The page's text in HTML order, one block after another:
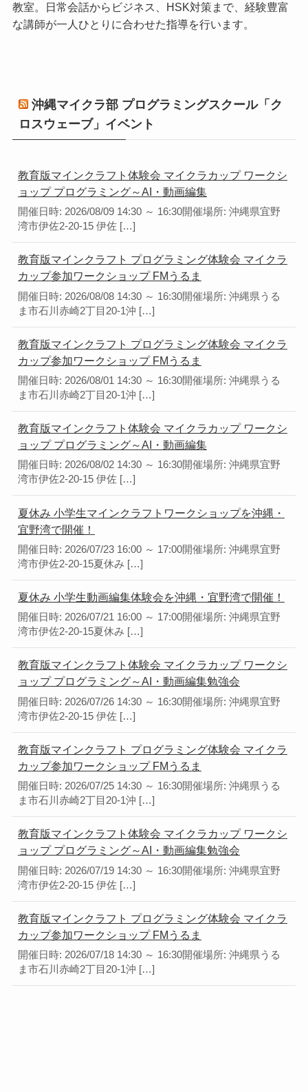
教室。日常会話からビジネス、HSK対策まで、経験豊富
な講師が一人ひとりに合わせた指導を行います。
沖縄マイクラ部 プログラミングスクール「ク
ロスウェーブ」イベント
教育版マインクラフト体験会 マイクラカップ ワークシ
ョップ プログラミング～AI・動画編集
開催日時: 2026/08/09 14:30 ～ 16:30開催場所: 沖縄県宜野
湾市伊佐2-20-15 伊佐 […]
教育版マインクラフト プログラミング体験会 マイクラ
カップ参加ワークショップ FMうるま
開催日時: 2026/08/08 14:30 ～ 16:30開催場所: 沖縄県うる
ま市石川赤崎2丁目20-1沖 […]
教育版マインクラフト プログラミング体験会 マイクラ
カップ参加ワークショップ FMうるま
開催日時: 2026/08/01 14:30 ～ 16:30開催場所: 沖縄県うる
ま市石川赤崎2丁目20-1沖 […]
教育版マインクラフト体験会 マイクラカップ ワークシ
ョップ プログラミング～AI・動画編集
開催日時: 2026/08/02 14:30 ～ 16:30開催場所: 沖縄県宜野
湾市伊佐2-20-15 伊佐 […]
夏休み 小学生マインクラフトワークショップを沖縄・
宜野湾で開催！
開催日時: 2026/07/23 16:00 ～ 17:00開催場所: 沖縄県宜野
湾市伊佐2-20-15夏休み […]
夏休み 小学生動画編集体験会を沖縄・宜野湾で開催！
開催日時: 2026/07/21 16:00 ～ 17:00開催場所: 沖縄県宜野
湾市伊佐2-20-15夏休み […]
教育版マインクラフト体験会 マイクラカップ ワークシ
ョップ プログラミング～AI・動画編集勉強会
開催日時: 2026/07/26 14:30 ～ 16:30開催場所: 沖縄県宜野
湾市伊佐2-20-15 伊佐 […]
教育版マインクラフト プログラミング体験会 マイクラ
カップ参加ワークショップ FMうるま
開催日時: 2026/07/25 14:30 ～ 16:30開催場所: 沖縄県うる
ま市石川赤崎2丁目20-1沖 […]
教育版マインクラフト体験会 マイクラカップ ワークシ
ョップ プログラミング～AI・動画編集勉強会
開催日時: 2026/07/19 14:30 ～ 16:30開催場所: 沖縄県宜野
湾市伊佐2-20-15 伊佐 […]
教育版マインクラフト プログラミング体験会 マイクラ
カップ参加ワークショップ FMうるま
開催日時: 2026/07/18 14:30 ～ 16:30開催場所: 沖縄県うる
ま市石川赤崎2丁目20-1沖 […]